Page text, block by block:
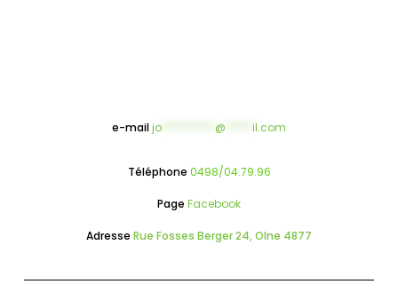
e-mailjo @ il.com
Téléphone 0498/04.79.96
Page Facebook
Adresse Rue Fosses Berger 24, Olne 4877